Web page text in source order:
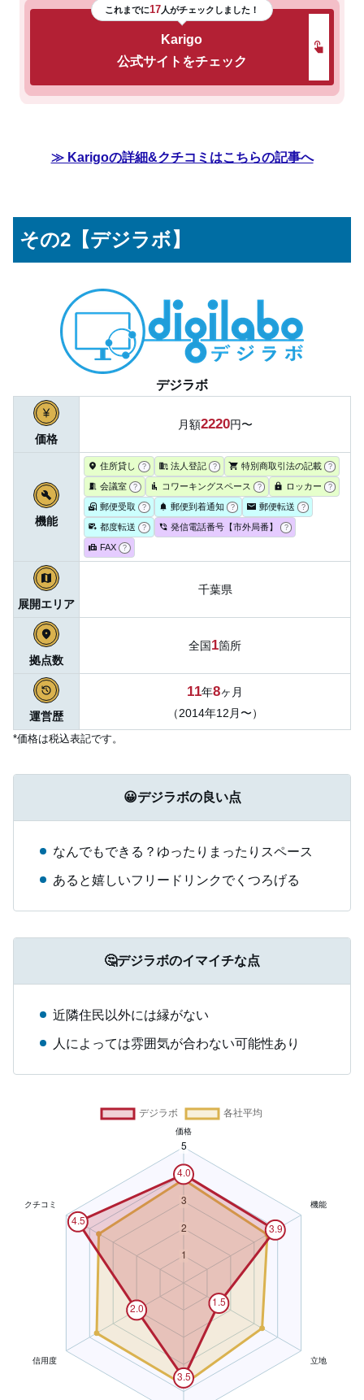
これまでに17人がチェックしました！
Karigo
公式サイトをチェック
≫ Karigoの詳細&クチコミはこちらの記事へ
その2【デジラボ】
デジラボ
価格
月額2220円〜
機能
住所貸し ? 法人登記 ? 特別商取引法の記載 ?
会議室 ? コワーキングスペース ? ロッカー ?
郵便受取 ? 郵便到着通知 ? 郵便転送 ?
都度転送 ? 発信電話番号【市外局番】 ?
FAX ?
展開エリア
千葉県
拠点数
全国1箇所
運営歴
11年8ヶ月
（2014年12月〜）
*価格は税込表記です。
😀デジラボの良い点
なんでもできる？ゆったりまったりスペース
あると嬉しいフリードリンクでくつろげる
🤔デジラボのイマイチな点
近隣住民以外には縁がない
人によっては雰囲気が合わない可能性あり